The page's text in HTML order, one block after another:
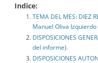
Indice:
TEMA DEL MES: DIEZ
Manuel Oliva Izquierdo
DISPOSICIONES
del informe).
DISPOSICIONES